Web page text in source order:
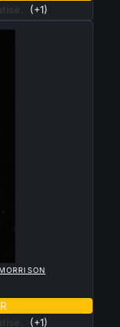
(+1)
(+1)